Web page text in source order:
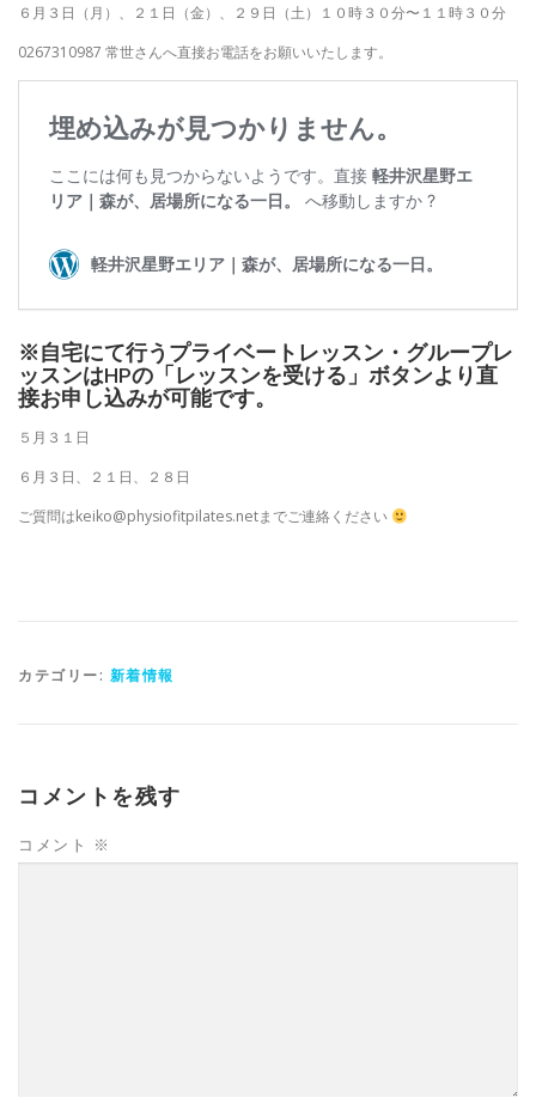
６月３日（月）、２１日（金）、２９日（土）１０時３０分〜１１時３０分
0267310987 常世さんへ直接お電話をお願いいたします。
※自宅にて行うプライベートレッスン・グループレ
ッスンはHPの「レッスンを受ける」ボタンより直
接お申し込みが可能です。
５月３１日
６月３日、２１日、２８日
ご質問はkeiko@physiofitpilates.netまでご連絡ください
カテゴリー: 新着情報
コメントを残す
コメント ※